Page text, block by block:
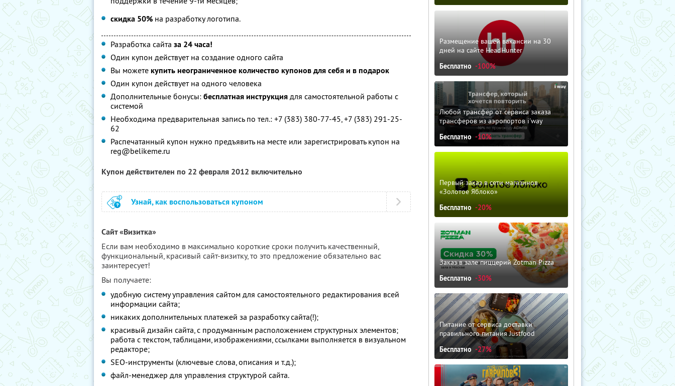
скидка 50% на разработку логотипа.
Разработка сайта за 24 часа!
Один купон действует на создание одного сайта
Вы можете купить неограниченное количество купонов для себя и в подарок
Один купон действует на одного человека
Дополнительные бонусы: бесплатная инструкция для самостоятельной работы с
системой
Необходима предварительная запись по тел.: +7 (383) 380-77-45, +7 (383) 291-25-
62
Распечатанный купон нужно предъявить на месте или зарегистрировать купон на
reg@belikeme.ru
Купон действителен по 22 февраля 2012 включительно
Узнай, как воспользоваться купоном
Сайт «Визитка»
Если вам необходимо в максимально короткие сроки получить качественный,
функциональный, красивый сайт-визитку, то это предложение обязательно вас
заинтересует!
Вы получаете:
удобную систему управления сайтом для самостоятельного редактирования всей
информации сайта;
никаких дополнительных платежей за разработку сайта(!);
красивый дизайн сайта, с продуманным расположением структурных элементов;
работа с текстом, таблицами, изображениями, ссылками выполняется в визуальном
редакторе;
SEO-инструменты (ключевые слова, описания и т.д.);
файл-менеджер для управления структурой сайта.
Размещение вашей вакансии на 30
дней на сайте HeadHunter
Бесплатно -100%
Любой трансфер от сервиса заказа
трансферов из аэропортов i'way
Бесплатно -10%
Первый заказ в сети магазинов
«Золотое Яблоко»
Бесплатно -20%
Заказ в зале пиццерий Zotman Pizza
Бесплатно -30%
Питание от сервиса доставки
правильного питания Justfood
Бесплатно -27%